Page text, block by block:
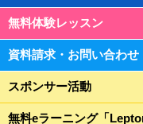
無料体験レッスン
資料請求・お問い合わせ
スポンサー活動
無料eラーニング「